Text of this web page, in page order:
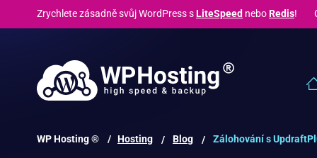
Zrychlete zásadně svůj WordPress sLiteSpeed neboRedis!
WP Hosting ® / Hosting Blog Zálohování s